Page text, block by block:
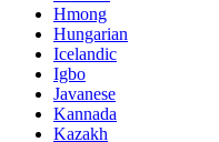
Hmong
Hungarian
Icelandic
Igbo
Javanese
Kannada
Kazakh